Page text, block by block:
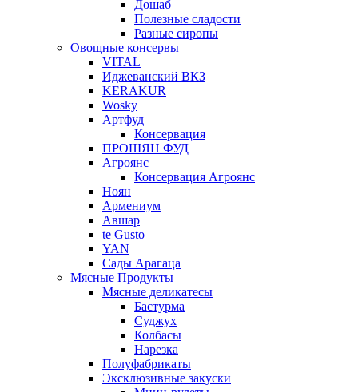
Дошаб
Полезные сладости
Разные сиропы
Овощные консервы
VITAL
Иджеванский ВКЗ
KERAKUR
Wosky
Артфуд
Консервация
ПРОШЯН ФУД
Агроянс
Консервация Агроянс
Ноян
Армениум
Авшар
te Gusto
YAN
Сады Арагаца
Мясные Продукты
Мясные деликатесы
Бастурма
Суджух
Колбасы
Нарезка
Полуфабрикаты
Эксклюзивные закуски